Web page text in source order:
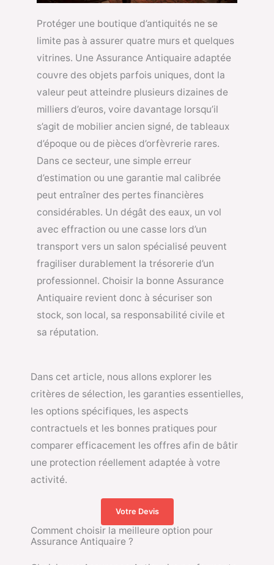
Protéger une boutique d’antiquités ne se
limite pas à assurer quatre murs et quelques
vitrines. Une Assurance Antiquaire adaptée
couvre des objets parfois uniques, dont la
valeur peut atteindre plusieurs dizaines de
milliers d’euros, voire davantage lorsqu’il
s’agit de mobilier ancien signé, de tableaux
d’époque ou de pièces d’orfèvrerie rares.
Dans ce secteur, une simple erreur
d’estimation ou une garantie mal calibrée
peut entraîner des pertes financières
considérables. Un dégât des eaux, un vol
avec effraction ou une casse lors d’un
transport vers un salon spécialisé peuvent
fragiliser durablement la trésorerie d’un
professionnel. Choisir la bonne Assurance
Antiquaire revient donc à sécuriser son
stock, son local, sa responsabilité civile et
sa réputation.
Dans cet article, nous allons explorer les
critères de sélection, les garanties essentielles,
les options spécifiques, les aspects
contractuels et les bonnes pratiques pour
comparer efficacement les offres afin de bâtir
une protection réellement adaptée à votre
activité.
Votre Devis
Comment choisir la meilleure option pour
Assurance Antiquaire ?